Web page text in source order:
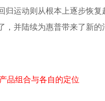
运动则从根本上逐步恢
并陆续为惠普带来了新的
品组合与各自的定位